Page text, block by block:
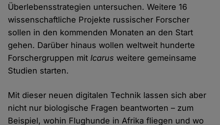
Überlebensstrategien untersuchen. Weitere 16
wissenschaftliche Projekte russischer Forscher
sollen in den kommenden Monaten an den Start
gehen. Darüber hinaus wollen weltweit hunderte
Forschergruppen mitIcarus weitere gemeinsame
Studien starten.
Mit dieser neuen digitalen Technik lassen sich aber
nicht nur biologische Fragen beantworten – zum
Beispiel, wohin Flughunde in Afrika fliegen und wo